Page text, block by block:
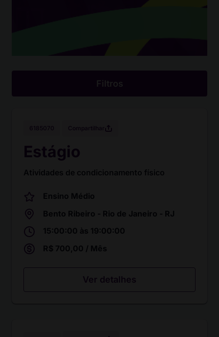
Filtros
Estágio
Atividades de condicionamento físico
Ensino Médio
Bento Ribeiro - Rio de Janeiro - RJ
15:00:00 às 19:00:00
R$ 700,00 / Mês
Ver detalhes